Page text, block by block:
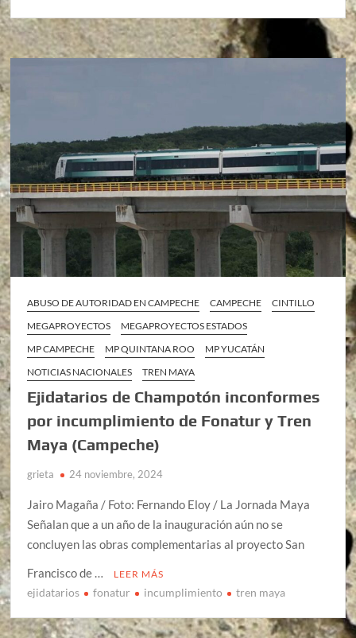
ABUSO DE AUTORIDAD EN CAMPECHE CAMPECHE
CINTILLO
MEGAPROYECTOS
MEGAPROYECTOS ESTADOS
MP CAMPECHE
MP QUINTANA ROO
MP YUCATÁN
NOTICIAS NACIONALES
TREN MAYA
Ejidatarios de Champotón inconformes
por incumplimiento de Fonatur y Tren
Maya (Campeche)
grieta 24 noviembre, 2024
Jairo Magaña / Foto: Fernando Eloy / La Jornada Maya
Señalan que a un año de la inauguración aún no se
concluyen las obras complementarias al proyecto San
Francisco de …
LEER MÁS
ejidatarios fonatur incumplimiento tren maya